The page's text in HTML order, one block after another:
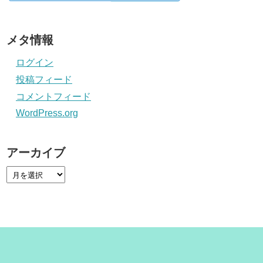
メタ情報
ログイン
投稿フィード
コメントフィード
WordPress.org
アーカイブ